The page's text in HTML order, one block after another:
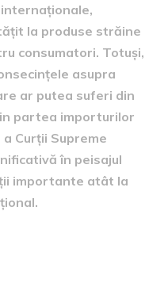
la produse străine
consumatori. Totuși,
asupra
ar putea suferi din
partea importurilor
Curții Supreme
în peisajul
importante atât la